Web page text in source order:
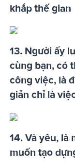
khắp thế gian
13. Người ấy
cùng bạn, có
công việc, là
giản chỉ là
14. Và yêu, là
muốn tạo